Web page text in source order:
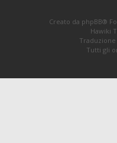
Creato da phpBB®
Hawiki
Traduzione
Tutti gli